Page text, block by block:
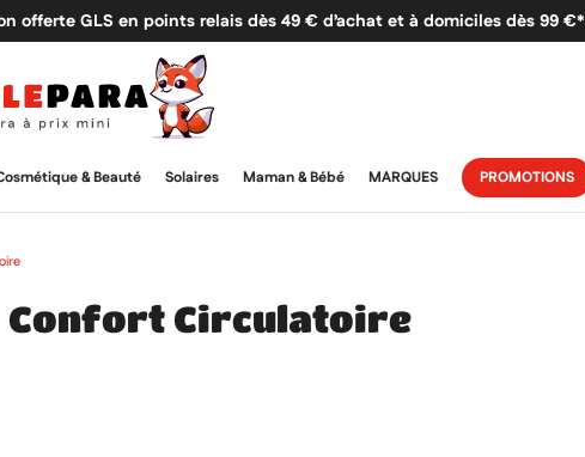
offerte GLS en points relais dès 49 € d’achat et à domiciles dès 99 €*
& Beauté Solaires Maman & Bébé MARQUES PROMOTIONS
Confort Circulatoire